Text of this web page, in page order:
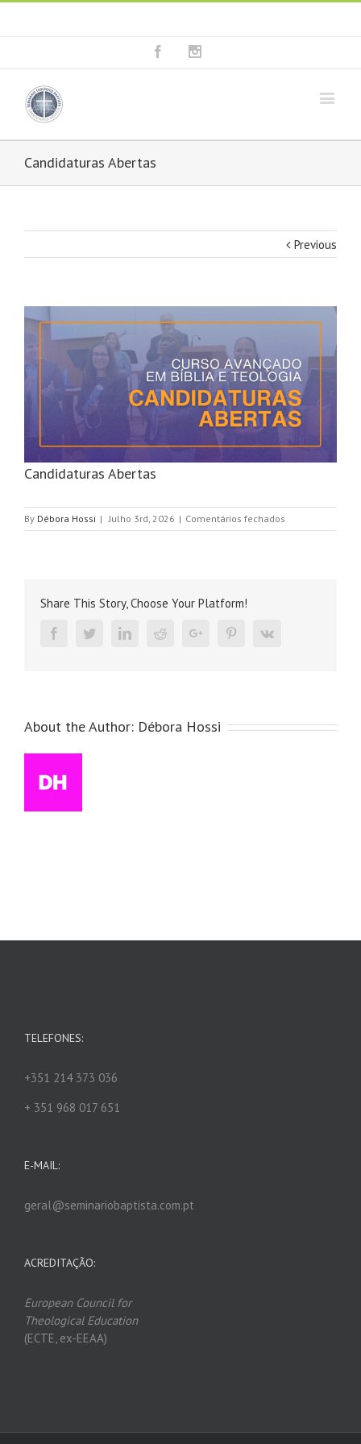
Facebook
Candidaturas Abertas
Previous
View
Image
Candidaturas Abertas
By Débora Hossi | Julho 3rd, 2026 | Comentários fechados
Candidaturas
Share This Story, Choose Your Platform!
FacebookTwitterLinkedinRedditGoogle+ PinterestVk
About the Author: Débora Hossi
TELEFONES:
+351 214 373 036
+ 351 968 017 651
E-MAIL:
geral@seminariobaptista.com.pt
ACREDITAÇÃO:
European Council for
Theological Education
(ECTE, ex-EEAA)